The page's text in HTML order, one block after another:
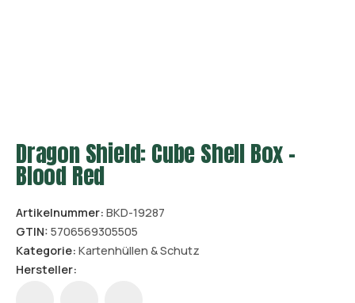
Dragon Shield: Cube Shell Box –
Blood Red
Artikelnummer: BKD-19287
GTIN: 5706569305505
Kategorie: Kartenhüllen & Schutz
Hersteller: